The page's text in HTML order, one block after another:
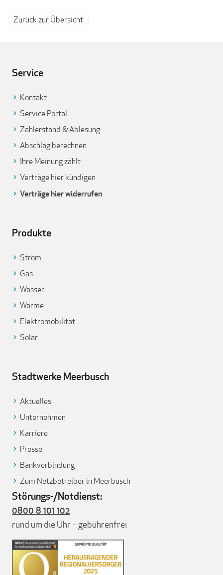
Zurück zur Übersicht
Service
Kontakt
Service Portal
Zählerstand & Ablesung
Abschlag berechnen
Ihre Meinung zählt
Verträge hier kündigen
Verträge hier widerrufen
Produkte
Strom
Gas
Wasser
Wärme
Elektromobilität
Solar
Stadtwerke Meerbusch
Aktuelles
Unternehmen
Karriere
Presse
Bankverbindung
Zum Netzbetreiber in Meerbusch
Störungs-/Notdienst:
0800 8 101 102
rund um die Uhr – gebührenfrei